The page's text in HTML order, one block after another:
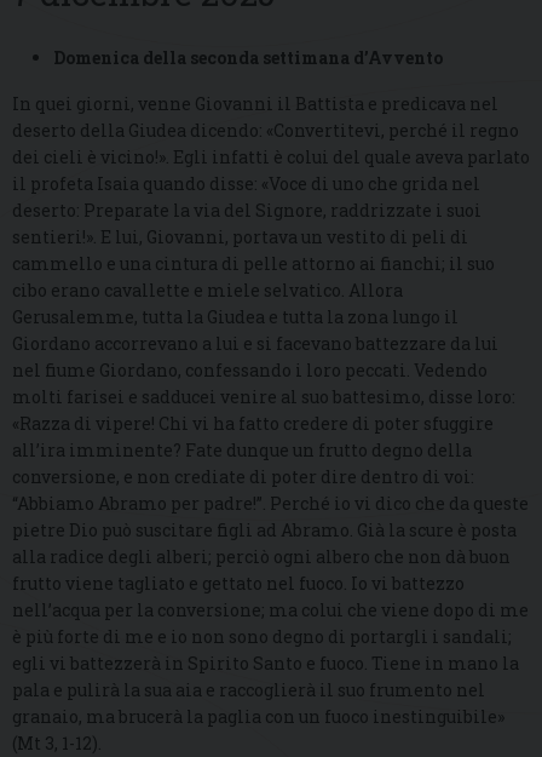
Domenica della seconda settimana d’Avvento
In quei giorni, venne Giovanni il Battista e predicava nel
deserto della Giudea dicendo: «Convertitevi, perché il regno
dei cieli è vicino!». Egli infatti è colui del quale aveva parlato
il profeta Isaia quando disse: «Voce di uno che grida nel
deserto: Preparate la via del Signore, raddrizzate i suoi
sentieri!». E lui, Giovanni, portava un vestito di peli di
cammello e una cintura di pelle attorno ai fianchi; il suo
cibo erano cavallette e miele selvatico. Allora
Gerusalemme, tutta la Giudea e tutta la zona lungo il
Giordano accorrevano a lui e si facevano battezzare da lui
nel fiume Giordano, confessando i loro peccati. Vedendo
molti farisei e sadducei venire al suo battesimo, disse loro:
«Razza di vipere! Chi vi ha fatto credere di poter sfuggire
all’ira imminente? Fate dunque un frutto degno della
conversione, e non crediate di poter dire dentro di voi:
“Abbiamo Abramo per padre!”. Perché io vi dico che da queste
pietre Dio può suscitare figli ad Abramo. Già la scure è posta
alla radice degli alberi; perciò ogni albero che non dà buon
frutto viene tagliato e gettato nel fuoco. Io vi battezzo
nell’acqua per la conversione; ma colui che viene dopo di me
è più forte di me e io non sono degno di portargli i sandali;
egli vi battezzerà in Spirito Santo e fuoco. Tiene in mano la
pala e pulirà la sua aia e raccoglierà il suo frumento nel
granaio, ma brucerà la paglia con un fuoco inestinguibile»
(Mt 3, 1-12).